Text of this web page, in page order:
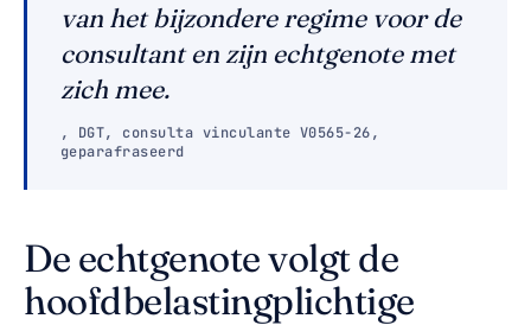
van het bijzondere regime voor de
consultant en zijn echtgenote met
zich mee.
, DGT, consulta vinculante V0565-26,
geparafraseerd
De echtgenote volgt de
hoofdbelastingplichtige